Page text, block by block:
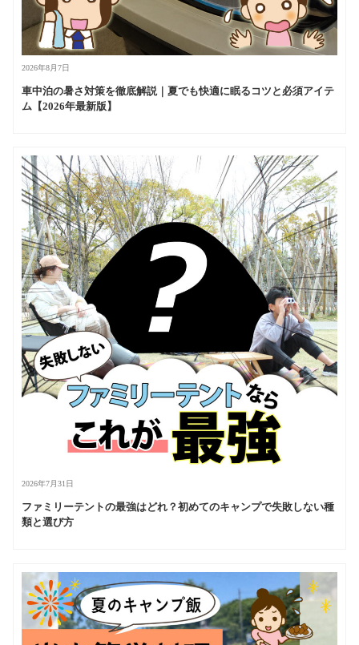
2026年8月7日
車中泊の暑さ対策を徹底解説｜夏でも快適に眠るコツと必須アイテ
ム【2026年最新版】
2026年7月31日
ファミリーテントの最強はどれ？初めてのキャンプで失敗しない種
類と選び方